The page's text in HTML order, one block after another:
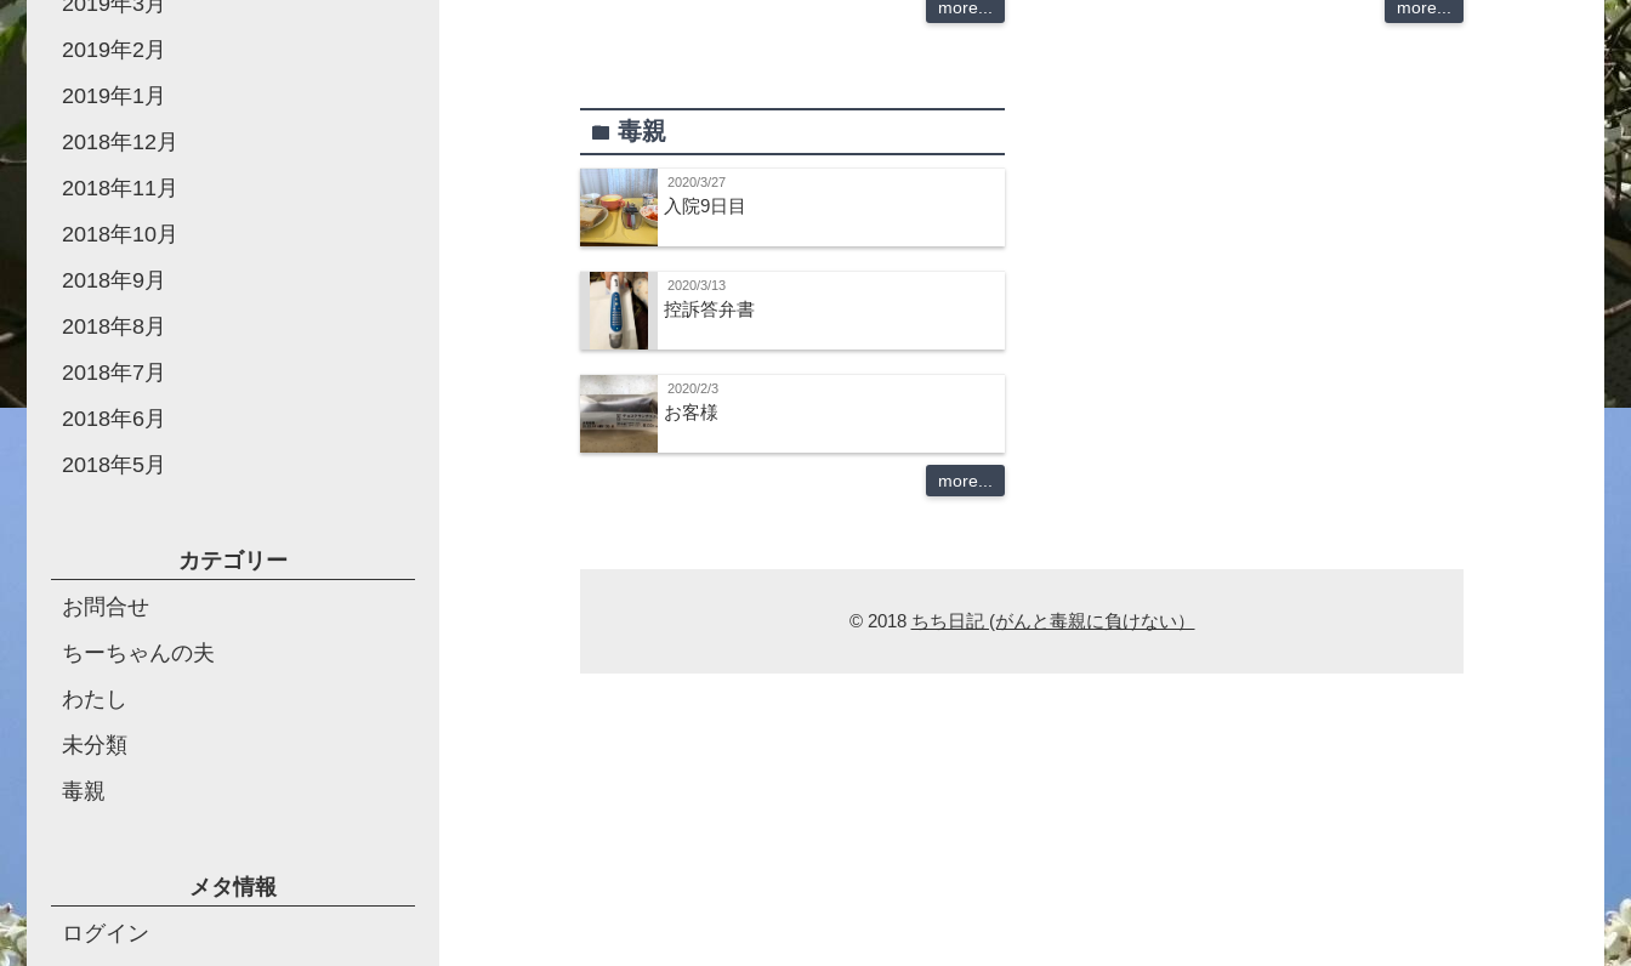
more... more...
folder 毒親
2020/3/27
入院9日目
2020/3/13
控訴答弁書
2020/2/3
お客様
more...
© 2018 ちち日記 (がんと毒親に負けない）
2019年2月
2019年1月
2018年12月
2018年11月
2018年10月
2018年9月
2018年8月
2018年7月
2018年6月
2018年5月
カテゴリー
お問合せ
ちーちゃんの夫
わたし
未分類
毒親
メタ情報
ログイン